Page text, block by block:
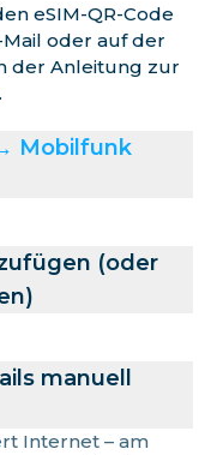
eSIM-QR-Code
oder auf der
der Anleitung zur
Mobilfunk
(oder
manuell
Internet – am